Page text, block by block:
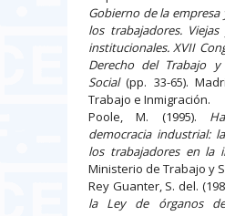
Gobierno de la
los trabajadores.
institucionales. XVII
Derecho del Tra­bajo
Social(pp. 33-65).
Trabajo e Inmigración.
Poole, M. (1995).
democracia industrial:
los trabajadores en la
Ministerio de Trabajo y
Rey Guanter, S. del.
la Ley de órganos de